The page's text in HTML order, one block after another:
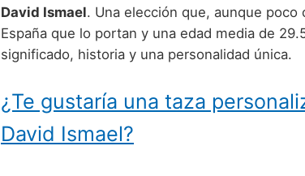
David Ismael. Una elección que, aunque
España que lo portan y una edad media de
significado, historia y una personalidad única.
¿Te gustaría una taza
David Ismael?